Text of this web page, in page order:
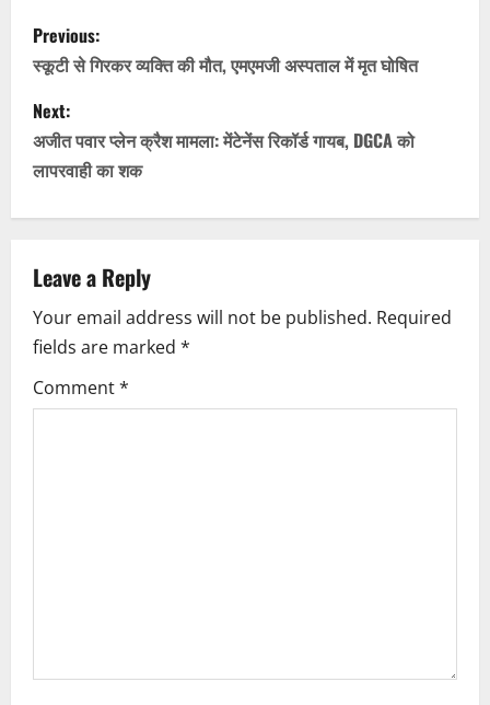
P
o
s
t
n
a
v
i
g
Previous:
स्कूटी से गिरकर व्यक्ति की मौत, एमएमजी अस्पताल में मृत घोषित
Next:
अजीत पवार प्लेन क्रैश मामला: मेंटेनेंस रिकॉर्ड गायब, DGCA को
लापरवाही का शक
Leave a Reply
Your email address will not be published. Required
fields are marked *
Comment*